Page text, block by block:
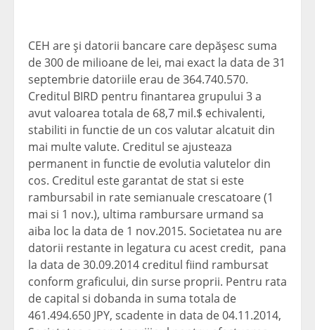
CEH are şi datorii bancare care depăşesc suma
de 300 de milioane de lei, mai exact la data de 31
septembrie datoriile erau de 364.740.570.
Creditul BIRD pentru finantarea grupului 3 a
avut valoarea totala de 68,7 mil.$ echivalenti,
stabiliti in functie de un cos valutar alcatuit din
mai multe valute. Creditul se ajusteaza
permanent in functie de evolutia valutelor din
cos. Creditul este garantat de stat si este
rambursabil in rate semianuale crescatoare (1
mai si 1 nov.), ultima rambursare urmand sa
aiba loc la data de 1 nov.2015. Societatea nu are
datorii restante in legatura cu acest credit, pana
la data de 30.09.2014 creditul fiind rambursat
conform graficului, din surse proprii. Pentru rata
de capital si dobanda in suma totala de
461.494.650 JPY, scadente in data de 04.11.2014,